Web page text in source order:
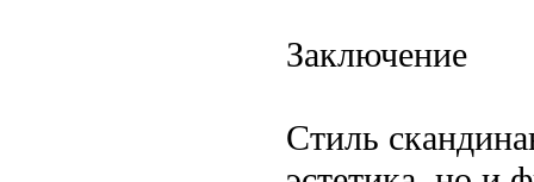
Заключение
Стиль